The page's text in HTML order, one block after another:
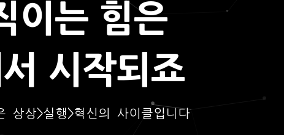
이는 힘은
시작되죠
상상>실행>혁신의 사이클입니다